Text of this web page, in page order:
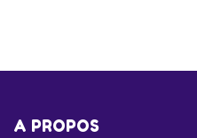
A PROPOS